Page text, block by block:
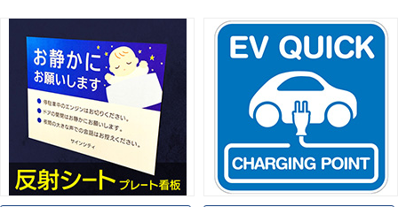
Magnet Sheet
インクジェットメディア
Inkjet Media
看板照明
Lighting Equipment